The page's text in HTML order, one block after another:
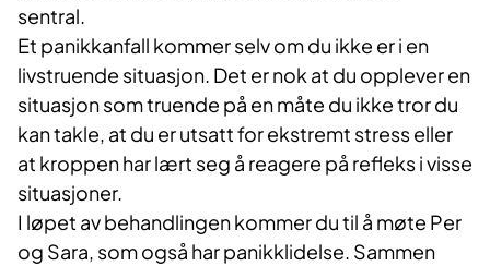
sentral.
Et panikkanfall kommer selv om du ikke er i en
livstruende situasjon. Det er nok at du opplever en
situasjon som truende på en måte du ikke tror du
kan takle, at du er utsatt for ekstremt stress eller
at kroppen har lært seg å reagere på refleks i visse
situasjoner.
I løpet av behandlingen kommer du til å møte Per
og Sara, som også har panikklidelse. Sammen